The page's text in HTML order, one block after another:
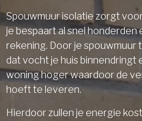
Spouwmuur isolatie zorgt
je bespaart al snel honderden
rekening. Door je spouwmuur
dat vocht je huis binnendringt
woning hoger waardoor de
hoeft te leveren.
Hierdoor zullen je energie